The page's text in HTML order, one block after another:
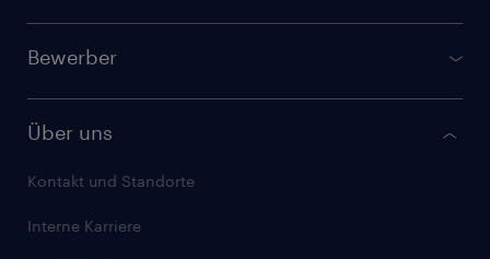
Stundensatz kalkulieren
Artikel für Freelancer
GULP Direkt
Randstad Talent Solutions
Bewerber
Jobbörse
Über uns
Kontakt und Standorte
Interne Karriere